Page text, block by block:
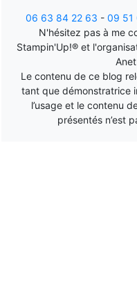
06 63 84 22 63 - 09 51
N'hésitez pas à me
Stampin'Up!® et
Le contenu de ce blog
tant que démonstratrice
l’usage et le contenu
présentés n’est